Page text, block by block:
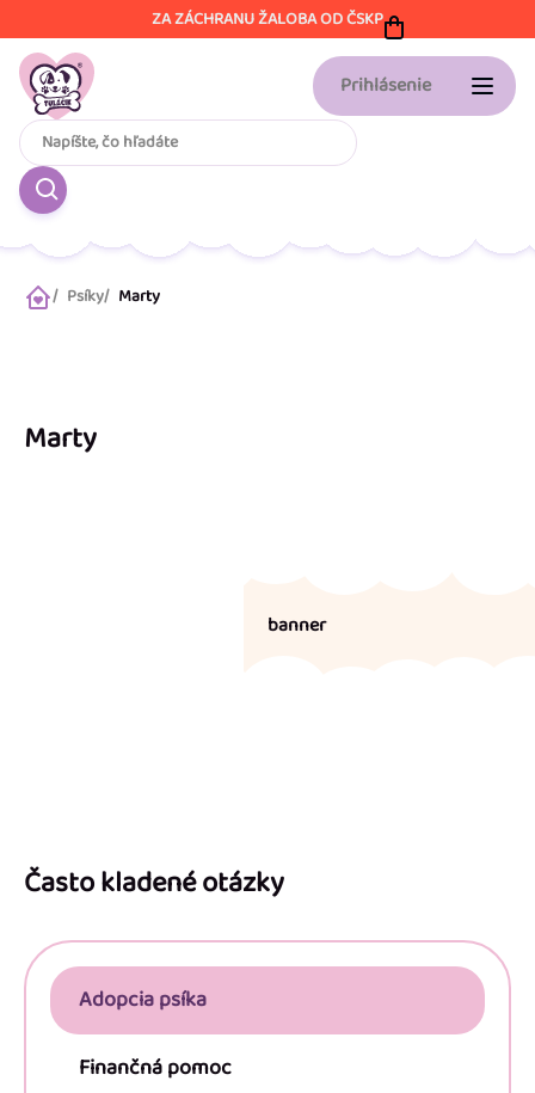
na
obsah
ZA ZÁCHRANU ŽALOBA OD ČSKP
Prihlásenie
DomovPsíky Marty
Marty
banner
Často kladené otázky
Adopcia psíka
Finančná pomoc